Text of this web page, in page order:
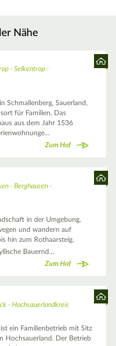
Nähe
- Selkentrop -
Schmallenberg, Sauerland,
für Familien. Das
aus dem Jahr 1536
Zum Hof
- Berghausen -
in der Umgebung.
und wandern auf
hin zum Rothaarsteig.
Bauernd…
Zum Hof
- Hochsauerlandkreis
ein Familienbetrieb mit Sitz
Hochsauerland. Der Betrieb